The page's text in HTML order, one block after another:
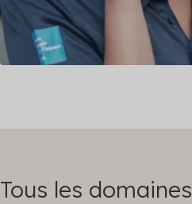
Tous les domaines